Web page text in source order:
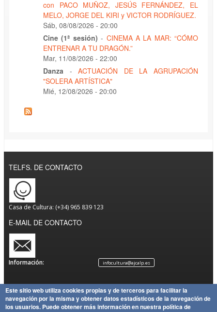
con PACO MUÑOZ, JESÚS FERNÁNDEZ, EL
MELO, JORGE DEL KIRI y VICTOR RODRÍGUEZ.
Sáb, 08/08/2026 - 20:00
Cine (1ª sesión) - CINEMA A LA MAR: “CÓMO
ENTRENAR A TU DRAGÓN.”
Mar, 11/08/2026 - 22:00
Danza
-ACTUACIÓN DE LA AGRUPACIÓN
"SOLERA ARTÍSTICA"
Mié, 12/08/2026 - 20:00
TELFS. DE CONTACTO
Casa de Cultura: (+34) 965 839 123
E-MAIL DE CONTACTO
Información: infocultura@ajcalp.es
Aviso
Política
MapaCopyright
Este sitio web utiliza cookies propias y de terceros para facilitar la
navegación por la misma y obtener datos estadísticos de la navegación de
los usuarios. Puede obtener más información en nuestra política de